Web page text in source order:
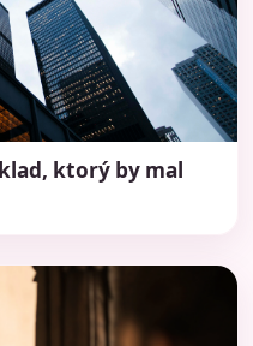
ktorý by mal